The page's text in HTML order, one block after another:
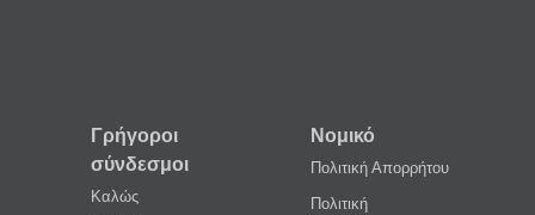
Γρήγοροι
σύνδεσμοι
Καλώς
Νομικό
Πολιτική Απορρήτου
Πολιτική